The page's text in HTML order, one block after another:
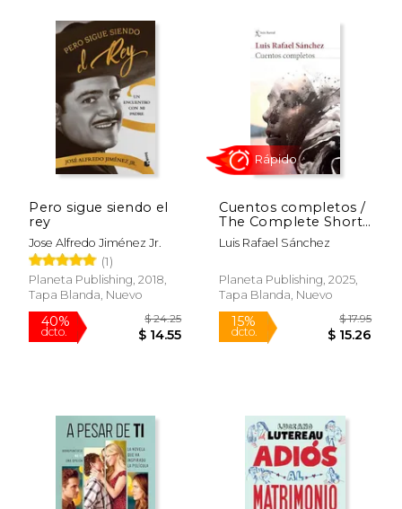
15%
dcto.
15%
dcto.
Rápido
Pero sigue siendo el
rey
Jose Alfredo Jiménez Jr.
(1)
Planeta Publishing, 2018,
Tapa Blanda, Nuevo
Cuentos completos /
The Complete Short
Stories
Luis Rafael Sánchez
Planeta Publishing, 2025,
Tapa Blanda, Nuevo